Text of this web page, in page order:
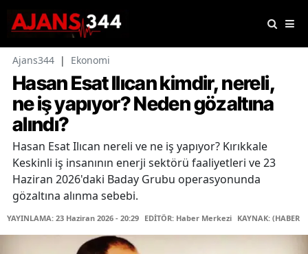
Ajans344 | Ekonomi
Hasan Esat Ilıcan kimdir, nereli,
ne iş yapıyor? Neden gözaltına
alındı?
Hasan Esat Ilıcan nereli ve ne iş yapıyor? Kırıkkale
Keskinli iş insanının enerji sektörü faaliyetleri ve 23
Haziran 2026'daki Baday Grubu operasyonunda
gözaltına alınma sebebi.
YAYINLAMA: 23 Haziran 2026 - 20:29 EDİTÖR: Haber Merkezi KAYNAK: (HABER